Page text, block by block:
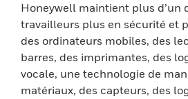
Honeywell maintient plus d’un
travailleurs plus en sécurité et
des ordinateurs mobiles, des
barres, des imprimantes, des
vocale, une technologie de
matériaux, des capteurs, des